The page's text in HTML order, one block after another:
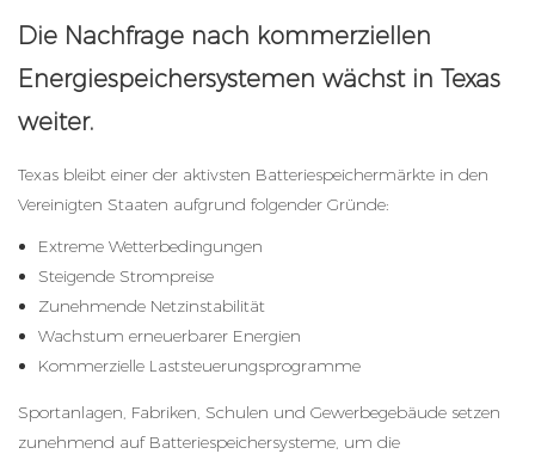
Die Nachfrage nach kommerziellen
Energiespeichersystemen wächst in Texas
weiter.
Texas bleibt einer der aktivsten Batteriespeichermärkte in den
Vereinigten Staaten aufgrund folgender Gründe:
Extreme Wetterbedingungen
Steigende Strompreise
Zunehmende Netzinstabilität
Wachstum erneuerbarer Energien
Kommerzielle Laststeuerungsprogramme
Sportanlagen, Fabriken, Schulen und Gewerbegebäude setzen
zunehmend auf Batteriespeichersysteme, um die